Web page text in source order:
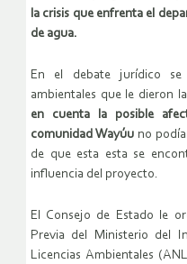
la crisis que enfrenta el
de agua.
En el debate jurídico se
ambientales que le dieron
en cuenta la posible
comunidad Wayúu no
de que esta esta se
influencia del proyecto.
El Consejo de Estado le
Previa del Ministerio del
Licencias Ambientales